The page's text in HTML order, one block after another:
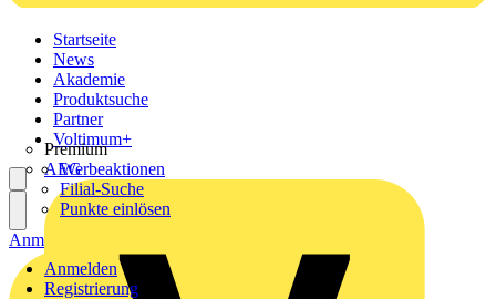
Startseite
News
Akademie
Produktsuche
Partner
Premium
AEG
Voltimum+
Werbeaktionen
Filial-Suche
Punkte einlösen
Anmelden
Registrierung
Anmelden